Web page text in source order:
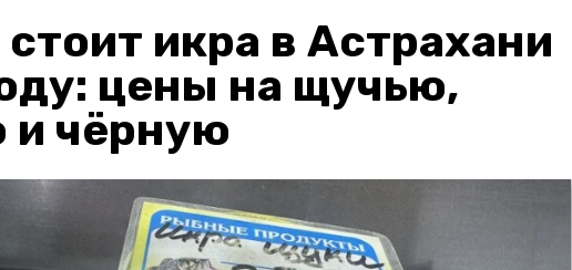
икра в Астрахани
цены на щучью,
и чёрную